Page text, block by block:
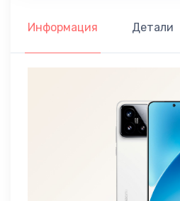
Информация Детали